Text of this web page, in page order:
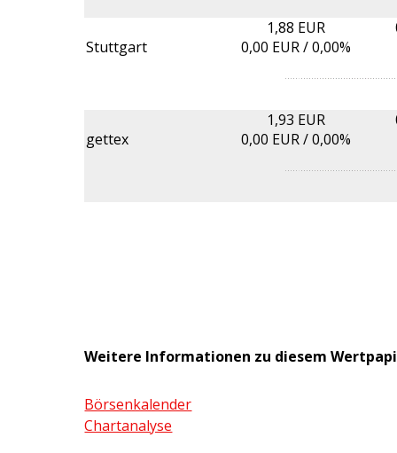
Stuttgart
1,88 EUR
0,00 EUR /0,00%
gettex
1,93 EUR
0,00 EUR /0,00%
Weitere Informationen zu diesem
Börsenkalender
Chartanalyse